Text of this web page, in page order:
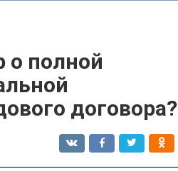
о полной
договора?